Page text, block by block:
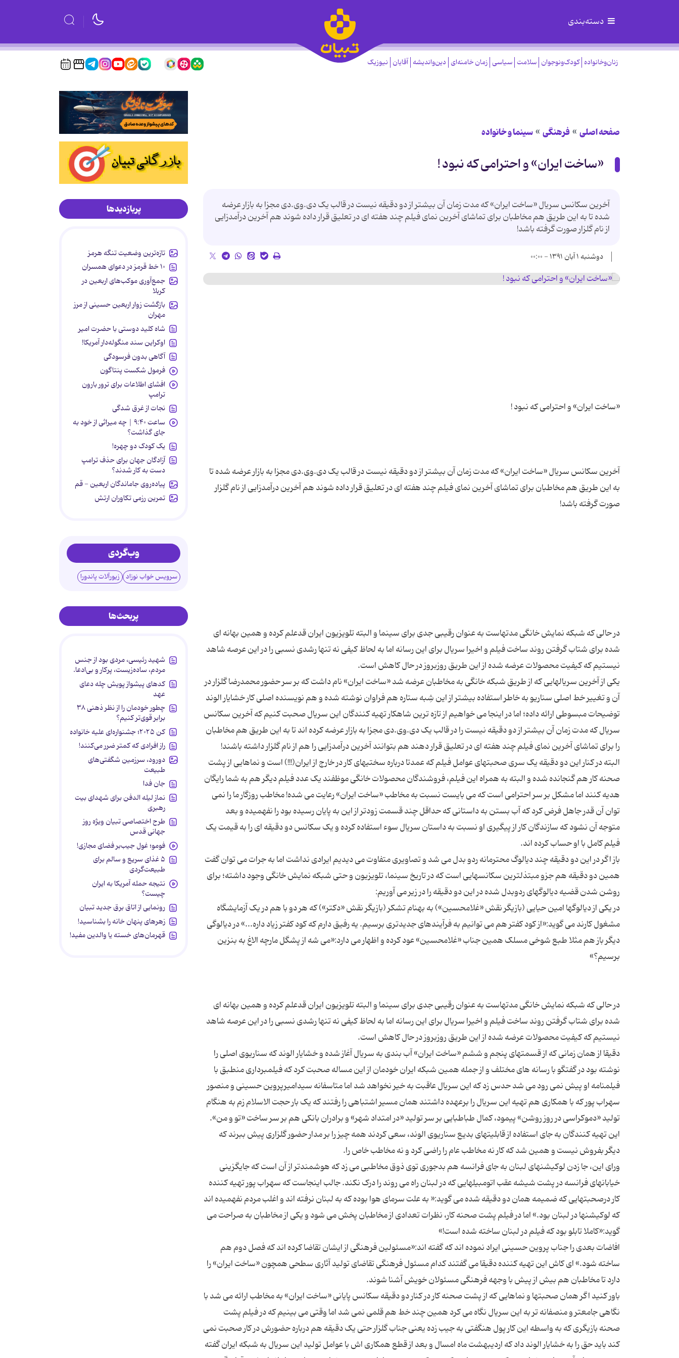
دسته‌بندی
زنان‌وخانواده کودک‌ونوجوان سلامت سیاسی زمان خامنه‌ای دین‌واندیشه آقایان نیوزیک
صفحه اصلی فرهنگی سینما و خانواده
«ساخت ایران» و احترامی که نبود !
آخرین سکانس سریال «ساخت ایران» که مدت زمان آن بیشتر از دو دقیقه نیست در قالب یک دی.وی.دی مجزا به بازار عرضه
شده تا به این طریق هم مخاطبان برای تماشای آخرین نمای فیلم چند هفته ای در تعلیق قرار داده شوند هم آخرین درآمدزایی
از نام گلزار صورت گرفته باشد!
دوشنبه ۱ آبان ۱۳۹۱ - ۰۰:۰۰
آخرین سکانس سریال «ساخت ایران» که مدت زمان آن بیشتر از دو دقیقه نیست در قالب یک دی.وی.دی مجزا به بازار عرضه شده تا
به این طریق هم مخاطبان برای تماشای آخرین نمای فیلم چند هفته ای در تعلیق قرار داده شوند هم آخرین درآمدزایی از نام گلزار
در حالی که شبکه نمایش خانگی مدتهاست به عنوان رقیبی جدی برای سینما و البته تلویزیون ایران قدعلم کرده و همین بهانه ای
شده برای شتاب گرفتن روند ساخت فیلم و اخیرا سریال برای این رسانه اما به لحاظ کیفی نه تنها رشدی نسبی را در این عرصه شاهد
یکی از آخرین سریالهایی که از طریق شبکه خانگی به مخاطبان عرضه شد «ساخت ایران» نام داشت که بر سر حضور محمدرضا گلزار در
آن و تغییر خط اصلی سناریو به خاطر استفاده بیشتر از این شِبه ستاره هم فراوان نوشته شده و هم نویسنده اصلی کار خشایار الوند
توضیحات مبسوطی ارائه داده؛ اما در اینجا می خواهیم از تازه ترین شاهکار تهیه کنندگان این سریال صحبت کنیم که آخرین سکانس
سریال که مدت زمان آن بیشتر از دو دقیقه نیست را در قالب یک دی.وی.دی مجزا به بازار عرضه کرده اند تا به این طریق هم مخاطبان
البته در کنار این دو دقیقه یک سری صحبتهای عوامل فیلم که عمدتا درباره سختیهای کار در خارج از ایران(!!!) است و نماهایی از پشت
صحنه کار هم گنجانده شده و البته به همراه این فیلم، فروشندگان محصولات خانگی موظفند یک عدد فیلم دیگر هم به شما رایگان
هدیه کنند اما مشکل بر سر احترامی است که می بایست نسبت به مخاطب «ساخت ایران» رعایت می شده! مخاطب روزگار ما را نمی
توان آن قدر جاهل فرض کرد که آب بستن به داستانی که حداقل چند قسمت زودتر از این به پایان رسیده بود را نفهمیده و بعد
متوجه آن نشود که سازندگان کار از پیگیری او نسبت به داستان سریال سوء استفاده کرده و یک سکانس دو دقیقه ای را به قیمت یک
باز اگر در این دو دقیقه چند دیالوگ محترمانه ردو بدل می شد و تصاویری متفاوت می دیدیم ایرادی نداشت اما به جرات می توان گفت
همین دو دقیقه هم جزو مبتذلترین سکانسهایی است که در تاریخ سینما، تلویزیون و حتی شبکه نمایش خانگی وجود داشته؛ برای
در یکی از دیالوگها امین حیایی (بازیگر نقش «غلامحسین») به بهنام تشکر (بازیگر نقش «دکتر») که هر دو با هم در یک آزمایشگاه
مشغول کارند می گوید:«از کود کفتر هم می توانیم به فرآیندهای جدیدتری برسیم. یه رفیق دارم که کود کفتر زیاد داره...» در دیالوگی
دیگر باز هم مثلا طبع شوخی مسلک همین جناب «غلامحسین» عود کرده و اظهار می دارد:«می شه از پشگل مارچه الاغ به بنزین
در حالی که شبکه نمایش خانگی مدتهاست به عنوان رقیبی جدی برای سینما و البته تلویزیون ایران قدعلم کرده و همین بهانه ای
شده برای شتاب گرفتن روند ساخت فیلم و اخیرا سریال برای این رسانه اما به لحاظ کیفی نه تنها رشدی نسبی را در این عرصه شاهد
دقیقا از همان زمانی که از قسمتهای پنجم و ششم «ساخت ایران» آب بندی به سریال آغاز شده و خشایار الوند که سناریوی اصلی را
نوشته بود در گفتگو با رسانه های مختلف و از جمله همین شبکه ایران خودمان از این مساله صحبت کرد که فیلمبرداری منطبق با
فیلمنامه او پیش نمی رود می شد حدس زد که این سریال عاقبت به خیر نخواهد شد اما متاسفانه سیدامیرپروین حسینی و منصور
سهراب پور که با همکاری هم تهیه این سریال را برعهده داشتند همان مسیر اشتباهی را رفتند که یک بار حجت الاسلام زم به هنگام
تولید «دموکراسی در روز روشن» پیمود، کمال طباطبایی بر سر تولید «در امتداد شهر» و برادران بانکی هم بر سر ساخت «تو و من».
این تهیه کنندگان به جای استفاده از قابلیتهای بدیع سناریوی الوند، سعی کردند همه چیز را بر مدار حضور گلزاری پیش ببرند که
ورای این، جا زدن لوکیشنهای لبنان به جای فرانسه هم بدجوری توی ذوق مخاطبی می زد که هوشمندتر از آن است که جایگزینی
خیابانهای فرانسه در پشت شیشه عقب اتومبیلهایی که در لبنان راه می روند را درک نکند. جالب اینجاست که سهراب پور تهیه کننده
کار درصحبتهایی که ضمیمه همان دو دقیقه شده می گوید:« به علت سرمای هوا بوده که به لبنان نرفته اند و اغلب مردم نفهمیده اند
که لوکیشنها در لبنان بود.» اما در فیلم پشت صحنه کار، نظرات تعدادی از مخاطبان پخش می شود و یکی از مخاطبان به صراحت می
افاضات بعدی را جناب پروین حسینی ایراد نموده اند که گفته اند:«مسئولین فرهنگی از ایشان تقاضا کرده اند که فصل دوم هم
ساخته شود.» ای کاش این تهیه کننده دقیقا می گفتند کدام مسئول فرهنگی تقاضای تولید آثاری سطحی همچون «ساخت ایران» را
باور کنید اگر همان صحبتها و نماهایی که از پشت صحنه کار در کنار دو دقیقه سکانس پایانی «ساخت ایران» به مخاطب ارائه می شد با
نگاهی جامعتر و منصفانه تر به این سریال نگاه می کرد همین چند خط هم قلمی نمی شد اما وقتی می بینیم که در فیلم پشت
صحنه بازیگری که به واسطه این کار پول هنگفتی به جیب زده یعنی جناب گلزار حتی یک دقیقه هم درباره حضورش در کار صحبت نمی
کند باید حق را به خشایار الوند داد که اردیبهشت ماه امسال و بعد از قطع همکاری اش با عوامل تولید این سریال به شبکه ایران گفته
پربازدیدها
تازه‌ترین وضعیت تنگه هرمز
۱۰ خط قرمز در دعوای همسران
جمع‌آوری موکب‌های اربعین در
کربلا
بازگشت زوار اربعین حسینی از مرز
مهران
شاه کلید دوستی با حضرت امیر
اوکراین سند منگوله‌دار آمریکا!
آگاهی بدون فرسودگی
فرمول شکست پنتاگون
افشای اطلاعات برای ترور بارون
ترامپ
نجات از غرق شدگی
ساعت ۹:۴۰ | چه میراثی از خود به
جای گذاشت؟
یک کودک دو چهره!
آزادگان جهان برای حذف ترامپ
دست به کار شدند؟
پیاده‌روی جاماندگان اربعین - قم
تمرین رزمی تکاوران ارتش
وب‌گردی
سرویس خواب نوزاد زیورآلات پاندورا
پربحث‌ها
شهید رئیسی، مردی بود از جنس
مردم، ساده‌زیست، پرکار و بی‌ادعا.
کدهای پیشواز پویش چله دعای
عهد
چطور خودمان را از نظر ذهنی ۳۸
برابر قوی‌تر کنیم؟
کن ۲۰۲۵؛ جشنواره‌ای علیه خانواده
راز افرادی که کمتر ضرر می‌کنند!
دورود، سرزمین شگفتی‌های
طبیعت
جان فدا
نماز لیله الدفن برای شهدای بیت
رهبری
طرح اختصاصی تبیان ویژه روز
جهانی قدس
فومو؛ غول جیب‌بر فضای مجازی!
۵ غذای سریع و سالم برای
طبیعت‌گردی
نتیجه حمله آمریکا به ایران
چیست؟
رونمایی از اتاق برق جدید تبیان
زهرهای پنهان خانه را بشناسید!
قهرمان‌های خسته یا والدین مفید!